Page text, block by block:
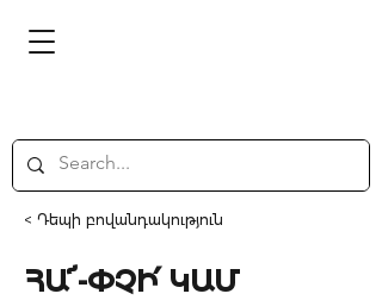
< Դեպի բովանդակություն
ՀԱ՜-ՓՉԻ՛ ԿԱՄ